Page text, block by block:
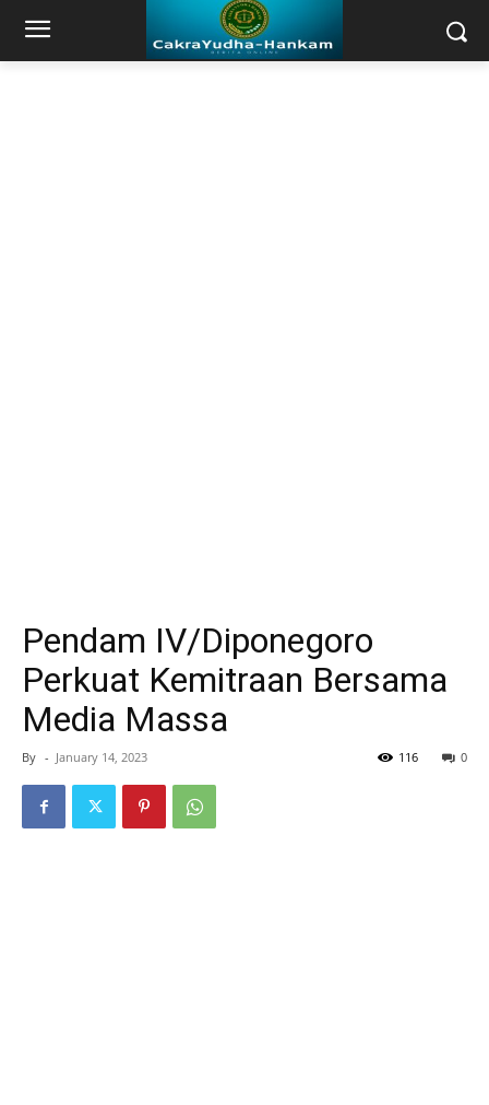
Pendam IV/Diponegoro
Perkuat Kemitraan Bersama
Media Massa
By - January 14, 2023 0
116